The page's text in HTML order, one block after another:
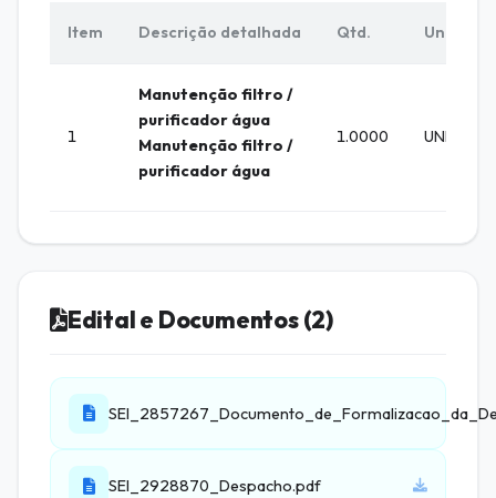
Item Descrição detalhada Qtd. Unid.
1
Manutenção filtro /
purificador água
Manutenção filtro /
purificador água
1.0000 UNIDADE
Edital e Documentos (2)
SEI_2928870_Despacho.pdf